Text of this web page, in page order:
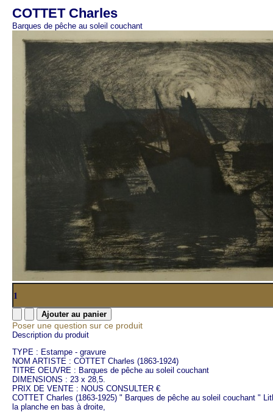
COTTET Charles
Barques de pêche au soleil couchant
Poser une question sur ce produit
Description du produit
TYPE : Estampe - gravure
NOM ARTISTE : COTTET Charles (1863-1924)
TITRE OEUVRE : Barques de pêche au soleil couchant
DIMENSIONS : 23 x 28,5.
PRIX DE VENTE : NOUS CONSULTER €
COTTET Charles (1863-1925) " Barques de pêche au soleil couchant "
la planche en bas à droite,